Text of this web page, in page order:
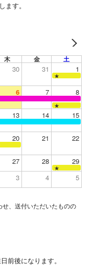
す。
木 金 土
30 31 1
★
6 7 8
★
13 14 15
20 21 22
27 28 29
★
3 4 5
日曜日営業】
せ、送付いただいたものの
前後になります。